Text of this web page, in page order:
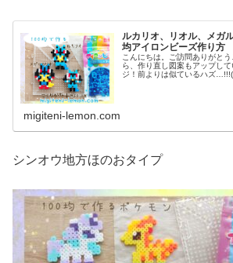
ルカリオ、リオル、メガ
均アイロンビーズ作り方
こんにちは。ご訪問ありがと
ら、作り直し図案もアップし
ジ！前よりは似ているハズ…!!!(
migiteni-lemon.com
シンオウ地方ほのおタイプ